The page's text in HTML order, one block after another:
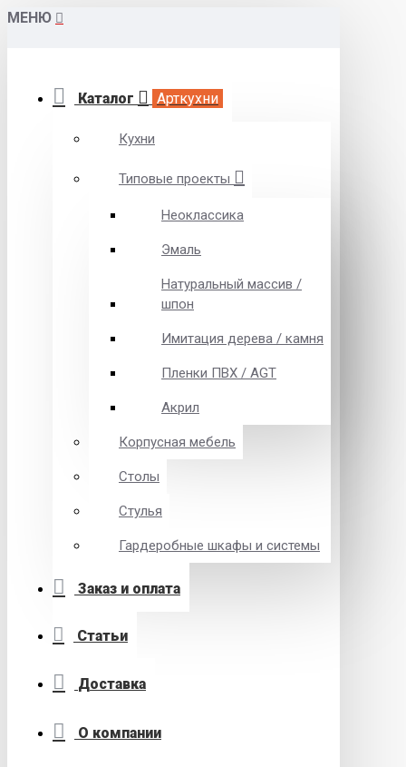
МЕНЮ
Каталог Арткухни
Кухни
Типовые проекты
Неоклассика
Эмаль
Натуральный массив /
шпон
Имитация дерева / камня
Пленки ПВХ / AGT
Акрил
Корпусная мебель
Столы
Стулья
Гардеробные шкафы и системы
Заказ и оплата
Статьи
Доставка
О компании